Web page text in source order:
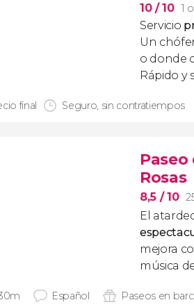
10/ 10 1
Servicio
Un
o donde
Rápido y
final Seguro, sin contratiempos
Rosas
8,5 / 10
El
mejora
música
Español Paseos en